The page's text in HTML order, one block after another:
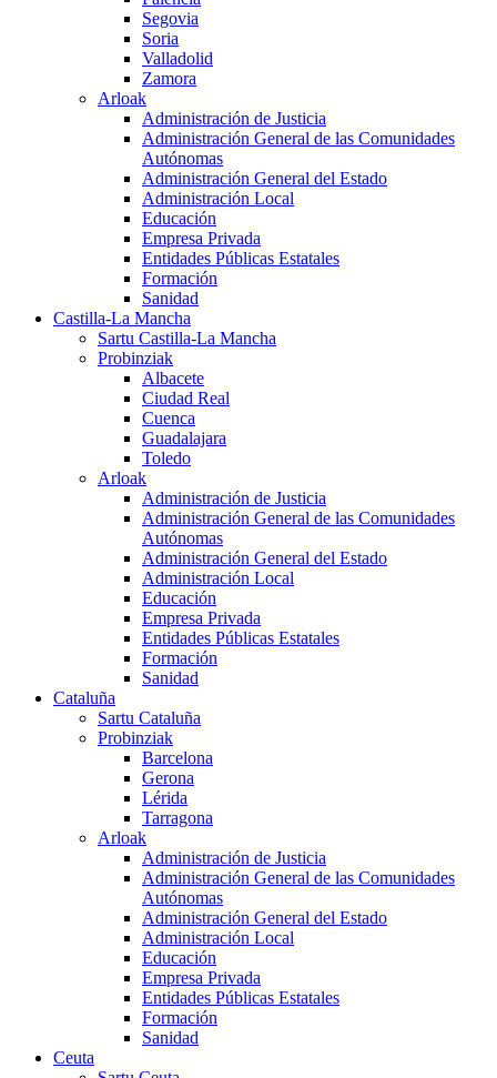
Segovia
Soria
Valladolid
Zamora
Arloak
Administración de Justicia
Administración General de las Comunidades
Autónomas
Administración General del Estado
Administración Local
Educación
Empresa Privada
Entidades Públicas Estatales
Formación
Sanidad
Castilla-La Mancha
Sartu Castilla-La Mancha
Probinziak
Albacete
Ciudad Real
Cuenca
Guadalajara
Toledo
Arloak
Administración de Justicia
Administración General de las Comunidades
Autónomas
Administración General del Estado
Administración Local
Educación
Empresa Privada
Entidades Públicas Estatales
Formación
Sanidad
Cataluña
Sartu Cataluña
Probinziak
Barcelona
Gerona
Lérida
Tarragona
Arloak
Administración de Justicia
Administración General de las Comunidades
Autónomas
Administración General del Estado
Administración Local
Educación
Empresa Privada
Entidades Públicas Estatales
Formación
Sanidad
Ceuta